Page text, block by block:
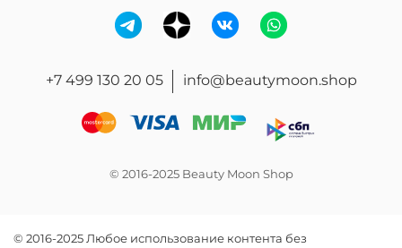
+7 499 130 20 05 info@beautymoon.shop
© 2016-2025 Beauty Moon Shop
© 2016-2025 Любое использование контента без